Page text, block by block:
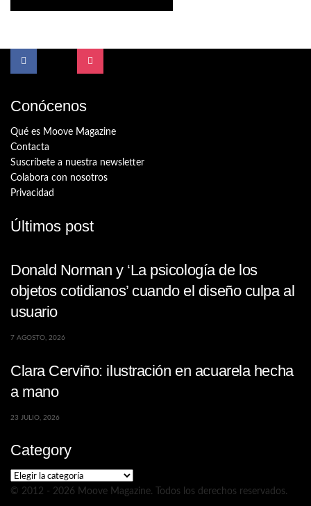
Conócenos
Qué es Moove Magazine
Contacta
Suscríbete a nuestra newsletter
Colabora con nosotros
Privacidad
Últimos post
Donald Norman y ‘La psicología de los
objetos cotidianos’ cuando el diseño culpa al
usuario
7 AGOSTO, 2026
Clara Cerviño: ilustración en acuarela hecha
a mano
23 JULIO, 2026
Category
Category
© 2012 - 2026 Moove Magazine. Todos los derechos reservados.